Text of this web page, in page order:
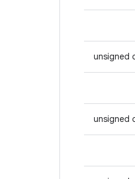
unsigned
unsigned